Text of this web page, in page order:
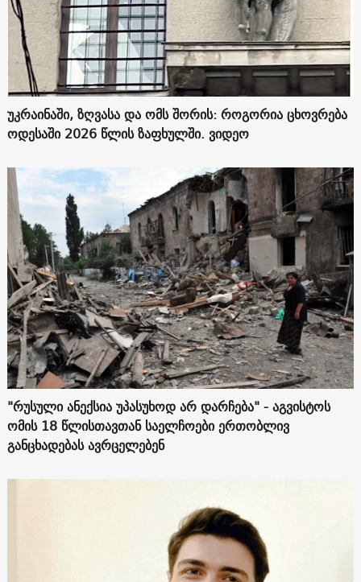
უკრაინაში, ზღვასა და ომს შორის: როგორია ცხოვრება
ოდესაში 2026 წლის ზაფხულში. ვიდეო
"რუსული ანექსია უპასუხოდ არ დარჩება" - აგვისტოს
ომის 18 წლისთავთან საელჩოები ერთობლივ
განცხადებას ავრცელებენ